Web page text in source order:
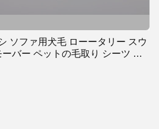
ソファ用犬毛 ローータリー スウ
バー ペットの毛取り シーツ 衣